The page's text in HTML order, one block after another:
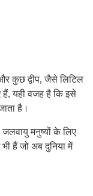
कुछ द्वीप, जैसे लिटिल
यही वजह है कि इसे
है।
जलवायु मनुष्यों के लिए
हैं जो अब दुनिया में